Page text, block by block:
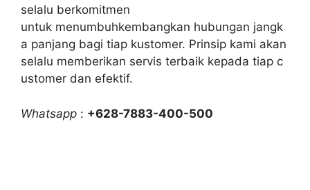
selalu berkomitmen
untuk menumbuhkembangkan hubungan jangk
a panjang bagi tiap kustomer. Prinsip kami akan
selalu memberikan servis terbaik kepada tiap c
ustomer dan efektif.
Whatsapp : +628-7883-400-500